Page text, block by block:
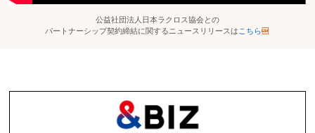
公益社団法人日本ラクロス協会との
パートナーシップ契約締結に関するニュースリリースは こちら